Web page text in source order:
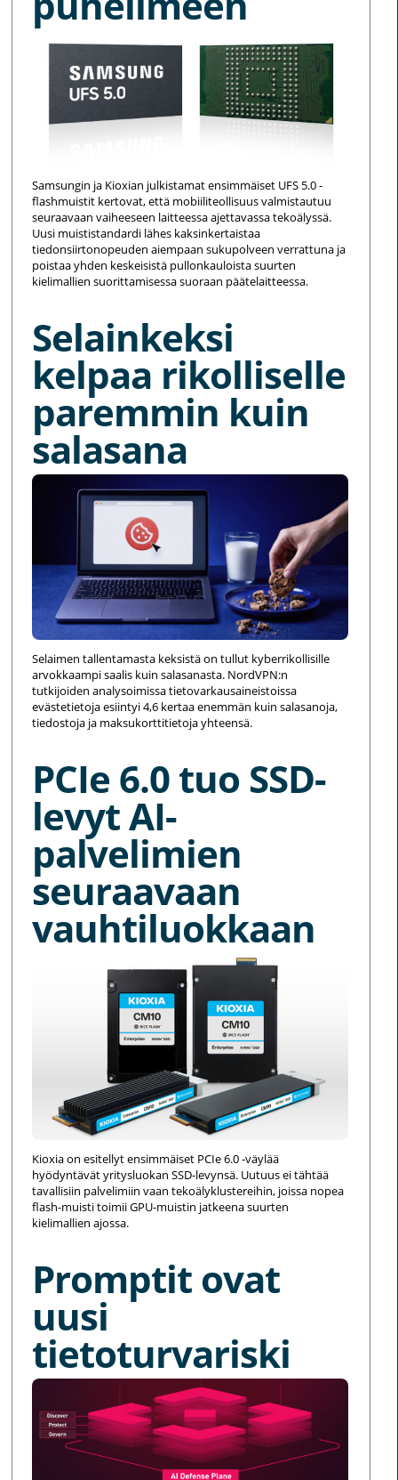
Samsungin ja Kioxian julkistamat ensimmäiset UFS 5.0 -
flashmuistit kertovat, että mobiiliteollisuus valmistautuu
seuraavaan vaiheeseen laitteessa ajettavassa tekoälyssä.
Uusi muististandardi lähes kaksinkertaistaa
tiedonsiirtonopeuden aiempaan sukupolveen verrattuna ja
poistaa yhden keskeisistä pullonkauloista suurten
kielimallien suorittamisessa suoraan päätelaitteessa.
Selainkeksi
kelpaa rikolliselle
paremmin kuin
salasana
Selaimen tallentamasta keksistä on tullut kyberrikollisille
arvokkaampi saalis kuin salasanasta. NordVPN:n
tutkijoiden analysoimissa tietovarkausaineistoissa
evästetietoja esiintyi 4,6 kertaa enemmän kuin salasanoja,
tiedostoja ja maksukorttitietoja yhteensä.
PCIe 6.0 tuo SSD-
levyt AI-
palvelimien
seuraavaan
vauhtiluokkaan
Kioxia on esitellyt ensimmäiset PCIe 6.0 -väylää
hyödyntävät yritysluokan SSD-levynsä. Uutuus ei tähtää
tavallisiin palvelimiin vaan tekoälyklustereihin, joissa nopea
flash-muisti toimii GPU-muistin jatkeena suurten
kielimallien ajossa.
Promptit ovat
uusi
tietoturvariski